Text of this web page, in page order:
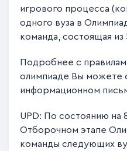
игрового процесса
одного вуза в
команда, состоящая из
Подробнее с
олимпиаде Вы можете
информационном
UPD: По состоянию на
Отборочном этапе
команды следующих